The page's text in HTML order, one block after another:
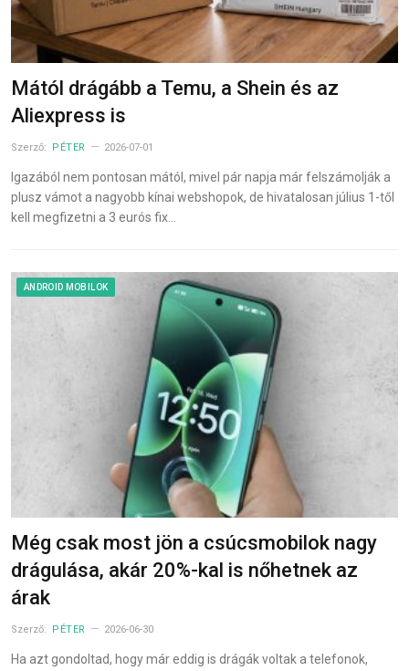
Mától drágább a Temu, a Shein és az
Aliexpress is
Szerző: PÉTER 2026-07-01
Igazából nem pontosan mától, mivel pár napja már felszámolják a
plusz vámot a nagyobb kínai webshopok, de hivatalosan július 1-től
kell megfizetni a 3 eurós fix…
ANDROID MOBILOK
Még csak most jön a csúcsmobilok nagy
drágulása, akár 20%-kal is nőhetnek az
árak
Szerző: PÉTER 2026-06-30
Ha azt gondoltad, hogy már eddig is drágák voltak a telefonok,